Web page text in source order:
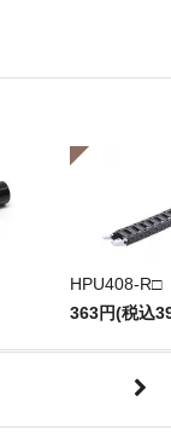
HPU408-R□
363円(税込